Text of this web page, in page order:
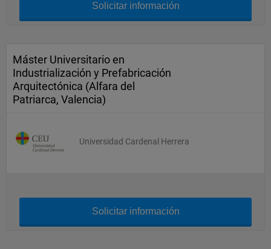
Solicitar información
Máster Universitario en
Industrialización y Prefabricación
Arquitectónica (Alfara del
Patriarca, Valencia)
Universidad Cardenal Herrera
Solicitar información